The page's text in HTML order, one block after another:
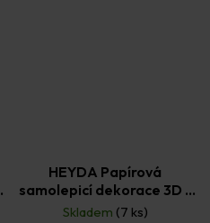
HEYDA Papírová
samolepicí dekorace 3D -
kolo 3 ks
Skladem (7 ks)